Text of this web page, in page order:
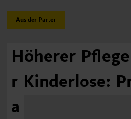
Category:
Aus der Partei
Höherer
r Kinderlose:
a